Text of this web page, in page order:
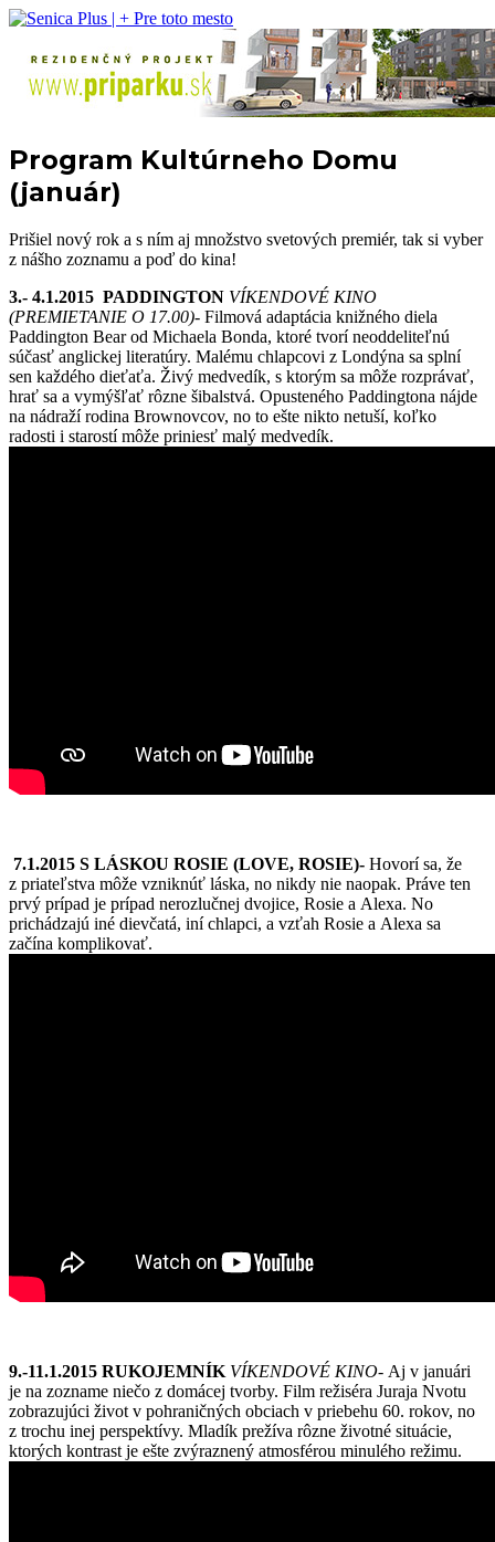
Program Kultúrneho Domu
(január)
Prišiel nový rok a s ním aj množstvo svetových premiér, tak si vyber
z nášho zoznamu a poď do kina!
3.- 4.1.2015 PADDINGTON VÍKENDOVÉ KINO
(PREMIETANIE O 17.00)- Filmová adaptácia knižného diela
Paddington Bear od Michaela Bonda, ktoré tvorí neoddeliteľnú
súčasť anglickej literatúry. Malému chlapcovi z Londýna sa splní
sen každého dieťaťa. Živý medvedík, s ktorým sa môže rozprávať,
hrať sa a vymýšľať rôzne šibalstvá. Opusteného Paddingtona nájde
na nádraží rodina Brownovcov, no to ešte nikto netuší, koľko
radosti i starostí môže priniesť malý medvedík.
7.1.2015 S LÁSKOU ROSIE (LOVE, ROSIE)- Hovorí sa, že
z priateľstva môže vzniknúť láska, no nikdy nie naopak. Práve ten
prvý prípad je prípad nerozlučnej dvojice, Rosie a Alexa. No
prichádzajú iné dievčatá, iní chlapci, a vzťah Rosie a Alexa sa
začína komplikovať.
9.-11.1.2015 RUKOJEMNÍK VÍKENDOVÉ KINO- Aj v januári
je na zozname niečo z domácej tvorby. Film režiséra Juraja Nvotu
zobrazujúci život v pohraničných obciach v priebehu 60. rokov, no
z trochu inej perspektívy. Mladík prežíva rôzne životné situácie,
ktorých kontrast je ešte zvýraznený atmosférou minulého režimu.